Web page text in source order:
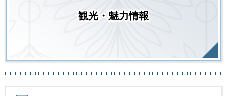
観光・魅力情報